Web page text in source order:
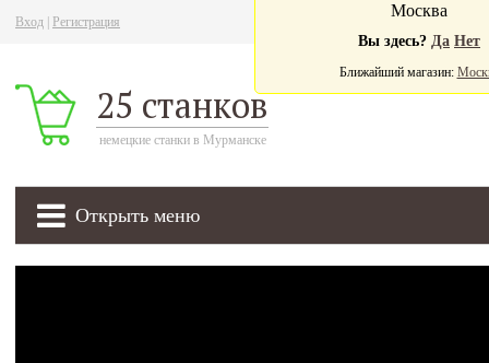
Вход Регистрация
25 станков
немецкие станки в Мурманске
Открыть меню
Москва
Вы здесь? Да Нет
Ближайший магазин: